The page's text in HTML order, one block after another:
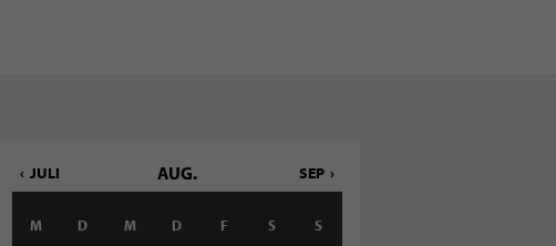
JULI AUG. SEP
M D M D F S S